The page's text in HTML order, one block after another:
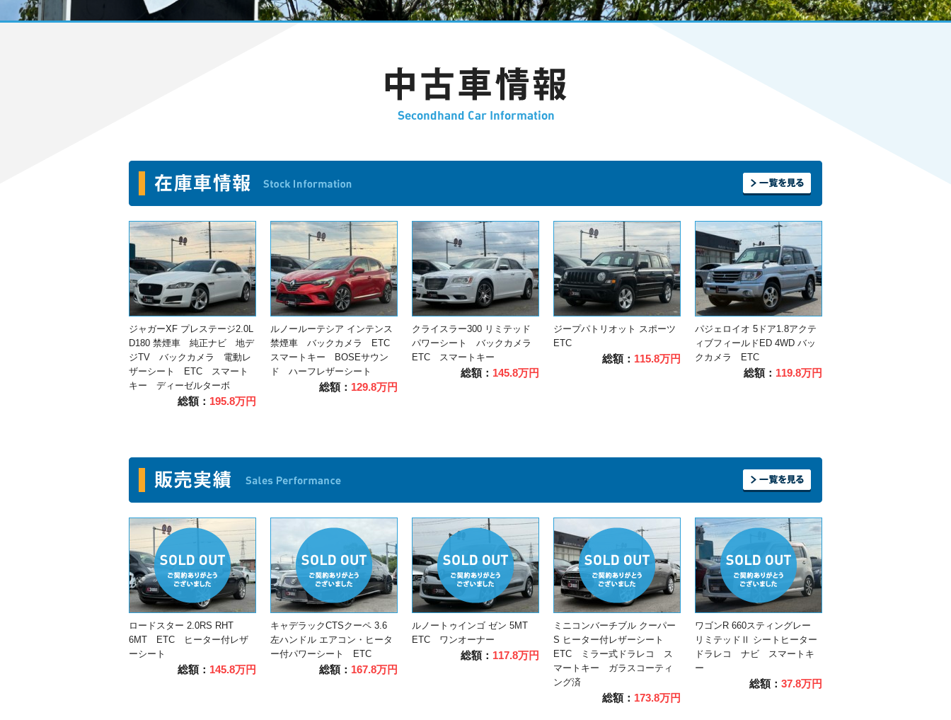
ジャガーXF プレステージ2.0L
D180 禁煙車 純正ナビ 地デ
ジTV バックカメラ 電動レ
ザーシート ETC スマート
キー ディーゼルターボ
総額： 195.8万円
ルノールーテシア インテンス
禁煙車 バックカメラ ETC
スマートキー BOSEサウン
ド ハーフレザーシート
総額： 129.8万円
クライスラー300 リミテッド
パワーシート バックカメラ
ETC スマートキー
総額： 145.8万円
ジープパトリオット スポーツ
ETC
総額： 115.8万円
パジェロイオ 5ドア1.8アクテ
ィブフィールドED 4WD バッ
クカメラ ETC
総額： 119.8万円
ロードスター 2.0RS RHT
6MT ETC ヒーター付レザ
ーシート
総額： 145.8万円
キャデラックCTSクーペ 3.6
左ハンドル エアコン・ヒータ
ー付パワーシート ETC
総額： 167.8万円
ルノートゥインゴ ゼン 5MT
ETC ワンオーナー
総額： 117.8万円
ミニコンバーチブル クーパー
S ヒーター付レザーシート
ETC ミラー式ドラレコ ス
マートキー ガラスコーティ
ング済
総額： 173.8万円
ワゴンR 660スティングレー
リミテッドⅡ シートヒーター
ドラレコ ナビ スマートキ
ー
総額： 37.8万円